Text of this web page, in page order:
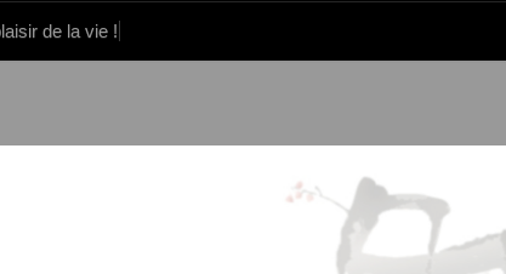
de la vie !
Panier